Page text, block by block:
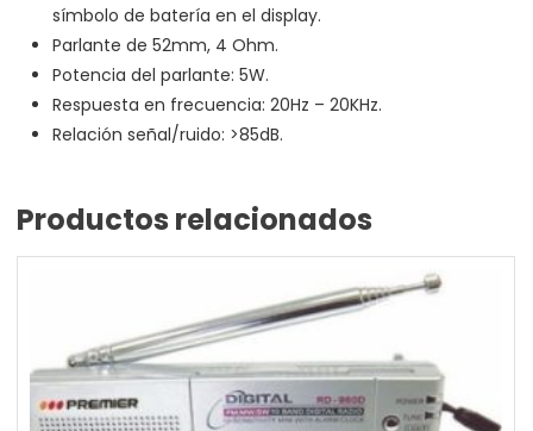
símbolo de batería en el display.
Parlante de 52mm, 4 Ohm.
Potencia del parlante: 5W.
Respuesta en frecuencia: 20Hz – 20KHz.
Relación señal/ruido: >85dB.
Productos relacionados